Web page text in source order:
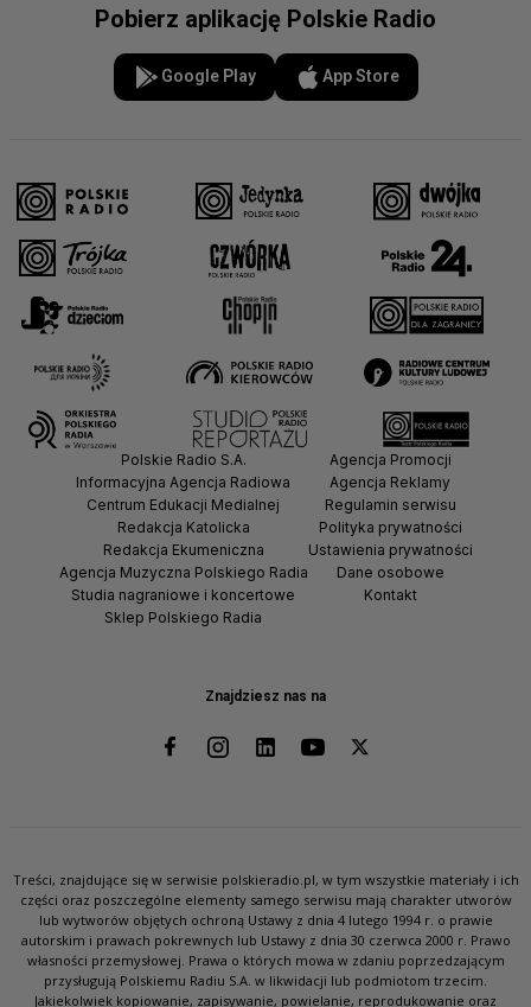
Pobierz aplikację Polskie Radio
Google Play App Store
Znajdziesz nas na
Polskie Radio S.A.
Informacyjna Agencja Radiowa
Centrum Edukacji Medialnej
Redakcja Katolicka
Redakcja Ekumeniczna
Agencja Muzyczna Polskiego Radia
Studia nagraniowe i koncertowe
Sklep Polskiego Radia
Agencja Promocji
Agencja Reklamy
Regulamin serwisu
Polityka prywatności
Ustawienia prywatności
Dane osobowe
Kontakt
Treści, znajdujące się w serwisie polskieradio.pl, w tym wszystkie materiały i ich
części oraz poszczególne elementy samego serwisu mają charakter utworów
lub wytworów objętych ochroną Ustawy z dnia 4 lutego 1994 r. o prawie
autorskim i prawach pokrewnych lub Ustawy z dnia 30 czerwca 2000 r. Prawo
własności przemysłowej. Prawa o których mowa w zdaniu poprzedzającym
przysługują Polskiemu Radiu S.A. w likwidacji lub podmiotom trzecim.
Jakiekolwiek kopiowanie, zapisywanie, powielanie, reprodukowanie oraz